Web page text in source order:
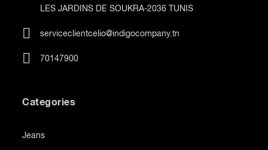
LES JARDINS DE SOUKRA-2036 TUNIS
serviceclientcelio@indigocompany.tn
70147900
Categories
Jeans